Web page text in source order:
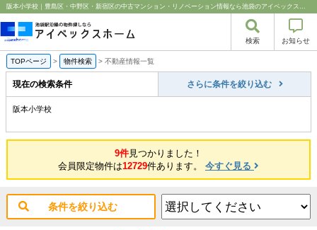
阪本小学校｜豊島区・中野区・新宿区の中古マンション・リノベーション情報なら池袋のアイベックスホーム！
検索 お知らせ
TOPページ > 物件検索 > 不動産情報一覧
現在の検索条件 さらに条件を絞り込む
阪本小学校
9件見つかりました！
会員限定物件は12729件あります。 今すぐ見る
条件を絞り込む